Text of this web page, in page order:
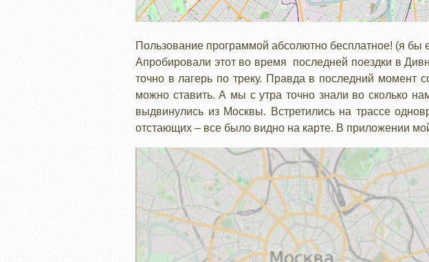
Пользование программой абсолютно бесплатное! (я бы
Апробировали этот во время последней поездки в
точно в лагерь по треку. Правда в последний момент
можно ставить. А мы с утра точно знали во сколько
выдвинулись из Москвы. Встретились на трассе
отстающих – все было видно на карте. В приложении